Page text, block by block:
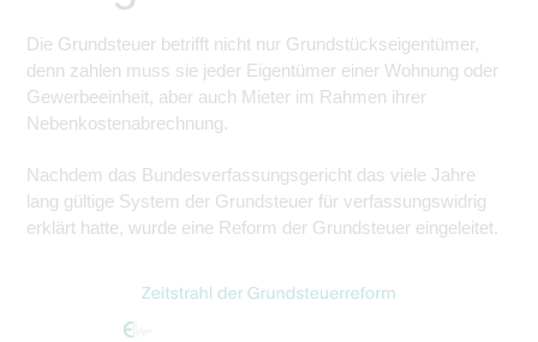
Grundsteuerreform
Die Grundsteuer betrifft nicht nur Grundstückseigentümer,
denn zahlen muss sie jeder Eigentümer einer Wohnung oder
Gewerbeeinheit, aber auch Mieter im Rahmen ihrer
Nebenkostenabrechnung.
Nachdem das Bundesverfassungsgericht das viele Jahre
lang gültige System der Grundsteuer für verfassungswidrig
erklärt hatte, wurde eine Reform der Grundsteuer eingeleitet.
Diese Cookies sind erforderlich, um
zu optimieren. Hierzu gehört eine
bedarfsgerechte Gestaltung und
fortlaufende Verbesserung unseres
Angebotes einschließlich der
Angeboten von z.B. Facebook und
LinkedIn.
Betreibercookies
eingebettete Videos abspielen zu